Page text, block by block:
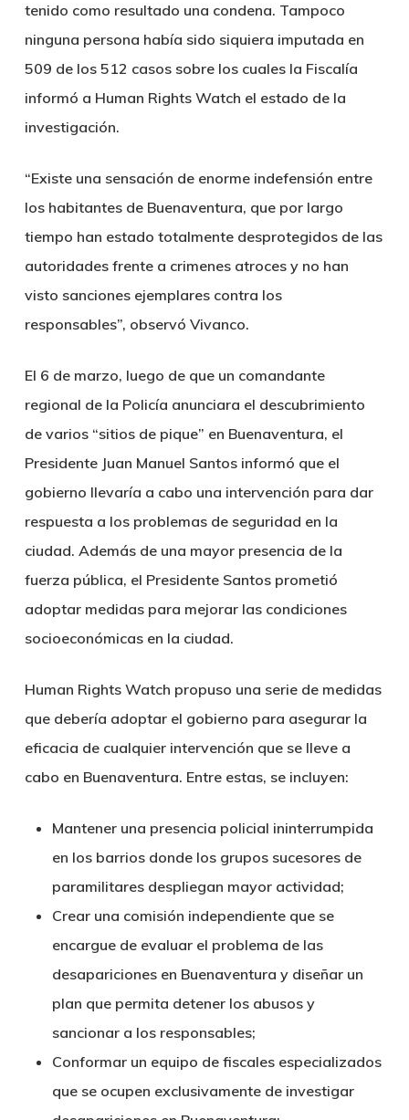
tenido como resultado una condena. Tampoco
ninguna persona había sido siquiera imputada en
509 de los 512 casos sobre los cuales la Fiscalía
informó a Human Rights Watch el estado de la
investigación.
“Existe una sensación de enorme indefensión entre
los habitantes de Buenaventura, que por largo
tiempo han estado totalmente desprotegidos de las
autoridades frente a crimenes atroces y no han
visto sanciones ejemplares contra los
responsables”, observó Vivanco.
El 6 de marzo, luego de que un comandante
regional de la Policía anunciara el descubrimiento
de varios “sitios de pique” en Buenaventura, el
Presidente Juan Manuel Santos informó que el
gobierno llevaría a cabo una intervención para dar
respuesta a los problemas de seguridad en la
ciudad. Además de una mayor presencia de la
fuerza pública, el Presidente Santos prometió
adoptar medidas para mejorar las condiciones
socioeconómicas en la ciudad.
Human Rights Watch propuso una serie de medidas
que debería adoptar el gobierno para asegurar la
eficacia de cualquier intervención que se lleve a
cabo en Buenaventura. Entre estas, se incluyen:
Mantener una presencia policial ininterrumpida
en los barrios donde los grupos sucesores de
paramilitares despliegan mayor actividad;
Crear una comisión independiente que se
encargue de evaluar el problema de las
desapariciones en Buenaventura y diseñar un
plan que permita detener los abusos y
sancionar a los responsables;
Conformar un equipo de fiscales especializados
que se ocupen exclusivamente de investigar